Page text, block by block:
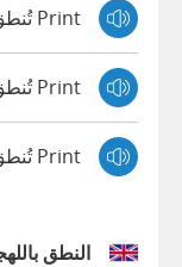
Print تُنطق Joey
Print تُنطق Justin
Print تُنطق Matthew
النطق